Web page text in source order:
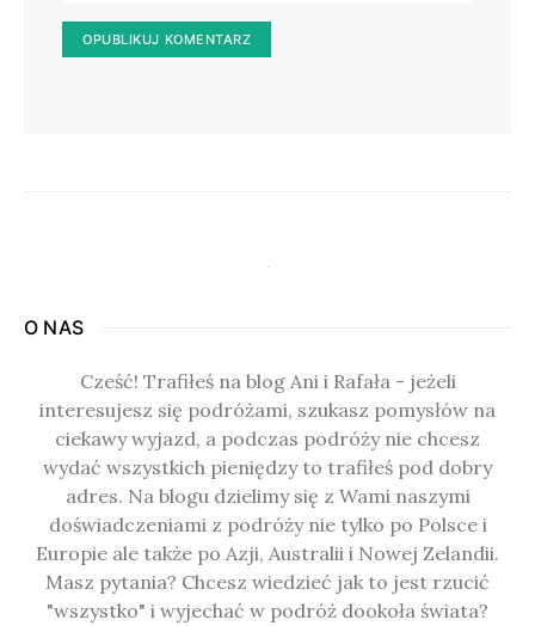
O NAS
Cześć! Trafiłeś na blog Ani i Rafała - jeżeli
interesujesz się podróżami, szukasz pomysłów na
ciekawy wyjazd, a podczas podróży nie chcesz
wydać wszystkich pieniędzy to trafiłeś pod dobry
adres. Na blogu dzielimy się z Wami naszymi
doświadczeniami z podróży nie tylko po Polsce i
Europie ale także po Azji, Australii i Nowej Zelandii.
Masz pytania? Chcesz wiedzieć jak to jest rzucić
"wszystko" i wyjechać w podróż dookoła świata?